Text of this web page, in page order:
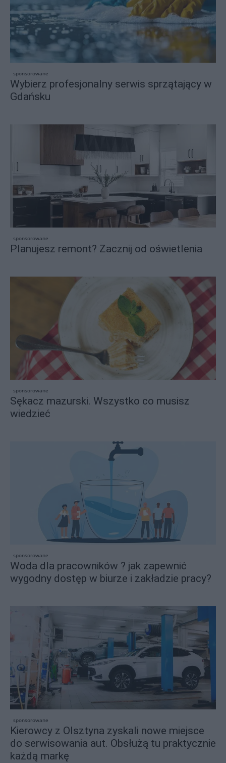
sponsorowane
Wybierz profesjonalny serwis sprzątający w
Gdańsku
sponsorowane
Planujesz remont? Zacznij od oświetlenia
sponsorowane
Sękacz mazurski. Wszystko co musisz
wiedzieć
sponsorowane
Woda dla pracowników ? jak zapewnić
wygodny dostęp w biurze i zakładzie pracy?
sponsorowane
Kierowcy z Olsztyna zyskali nowe miejsce
do serwisowania aut. Obsłużą tu praktycznie
każdą markę